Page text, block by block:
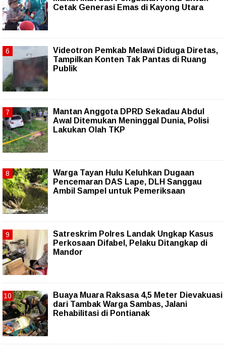
Cetak Generasi Emas di Kayong Utara
Videotron Pemkab Melawi Diduga Diretas,
Tampilkan Konten Tak Pantas di Ruang
Publik
Mantan Anggota DPRD Sekadau Abdul
Awal Ditemukan Meninggal Dunia, Polisi
Lakukan Olah TKP
Warga Tayan Hulu Keluhkan Dugaan
Pencemaran DAS Lape, DLH Sanggau
Ambil Sampel untuk Pemeriksaan
Satreskrim Polres Landak Ungkap Kasus
Perkosaan Difabel, Pelaku Ditangkap di
Mandor
Buaya Muara Raksasa 4,5 Meter Dievakuasi
dari Tambak Warga Sambas, Jalani
Rehabilitasi di Pontianak